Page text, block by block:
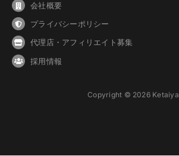
会社概要
プライバシーポリシー
代理店・アフィリエイト募集
採用情報
Copyright © 2026 Ketaiya